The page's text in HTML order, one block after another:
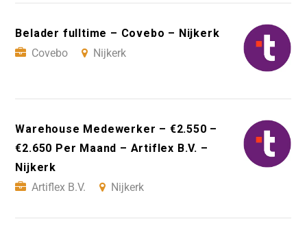
Belader fulltime – Covebo – Nijkerk
Covebo
Nijkerk
Warehouse Medewerker – €2.550 –
€2.650 Per Maand – Artiflex B.V. –
Nijkerk
Artiflex B.V.
Nijkerk